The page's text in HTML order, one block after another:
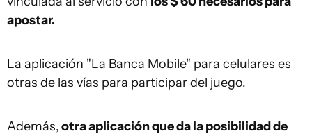
apostar.
La aplicación "La Banca Mobile" para celulares es
otras de las vías para participar del juego.
Además,otra aplicación que da la posibilidad de